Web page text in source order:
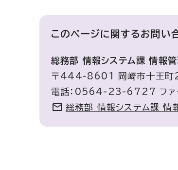
このページに関するお問い
総務部 情報システム課 情報
〒444-8601 岡崎市十王町2
電話：0564-23-6727 フ
総務部 情報システム課 情